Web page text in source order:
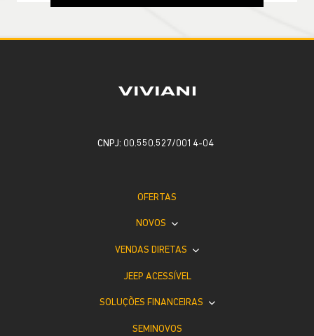
CNPJ: 00.550.527/0014-04
OFERTAS
NOVOS
VENDAS DIRETAS
JEEP ACESSÍVEL
SOLUÇÕES FINANCEIRAS
SEMINOVOS